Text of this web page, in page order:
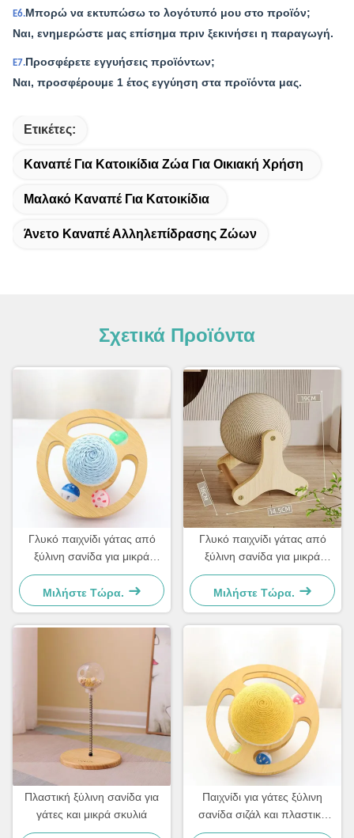
Ε6.Μπορώ να εκτυπώσω το λογότυπό μου στο προϊόν;
Ναι, ενημερώστε μας επίσημα πριν ξεκινήσει η παραγωγή.
Ε7.Προσφέρετε εγγυήσεις προϊόντων;
Ναι, προσφέρουμε 1 έτος εγγύηση στα προϊόντα μας.
Ετικέτες:
Καναπέ Για Κατοικίδια Ζώα Για Οικιακή Χρήση
Μαλακό Καναπέ Για Κατοικίδια
Άνετο Καναπέ Αλληλεπίδρασης Ζώων
Σχετικά Προϊόντα
Γλυκό παιχνίδι γάτας από
ξύλινη σανίδα για μικρά
σκυλιά και γάτες Απλό και
πρακτικό
Μιλήστε Τώρα.
Γλυκό παιχνίδι γάτας από
ξύλινη σανίδα για μικρά
σκυλιά και γάτες Απλό και
πρακτικό
Μιλήστε Τώρα.
Πλαστική ξύλινη σανίδα για
γάτες και μικρά σκυλιά
Παιχνίδι για γάτες ξύλινη
σανίδα σιζάλ και πλαστικό
Για μικρά σκυλιά και γάτες